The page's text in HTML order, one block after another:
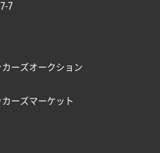
7
カーズオークション
カーズマーケット